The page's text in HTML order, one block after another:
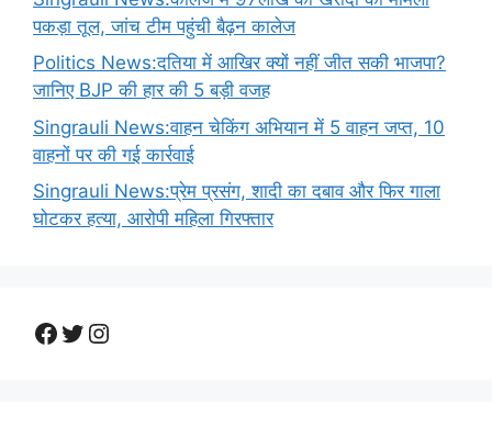
पकड़ा तूल, जांच टीम पहुंची बैढ़न कालेज
Politics News:दतिया में आखिर क्यों नहीं जीत सकी भाजपा?
जानिए BJP की हार की 5 बड़ी वजह
Singrauli News:वाहन चेकिंग अभियान में 5 वाहन जप्त, 10
वाहनों पर की गई कार्रवाई
Singrauli News:प्रेम प्रसंग, शादी का दबाव और फिर गाला
घोटकर हत्या, आरोपी महिला गिरफ्तार
Facebook
Twitter
Instagram